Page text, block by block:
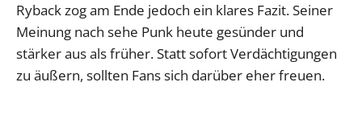
Ryback zog am Ende jedoch ein klares Fazit. Seiner
Meinung nach sehe Punk heute gesünder und
stärker aus als früher. Statt sofort Verdächtigungen
zu äußern, sollten Fans sich darüber eher freuen.